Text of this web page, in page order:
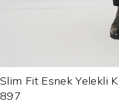
Slim Fit Esnek Yelekli
897